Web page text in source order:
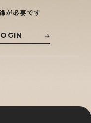
が必要です